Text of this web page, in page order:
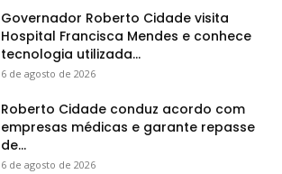
Governador Roberto Cidade visita
Hospital Francisca Mendes e conhece
tecnologia utilizada...
6 de agosto de 2026
Roberto Cidade conduz acordo com
empresas médicas e garante repasse
de...
6 de agosto de 2026